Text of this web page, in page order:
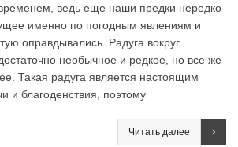
ведь еще наши предки нередко
именно по погодным явлениям и
оправдывались. Радуга вокруг
необычное и редкое, но все же
Такая радуга является настоящим
и благоденствия, поэтому
Читать далее